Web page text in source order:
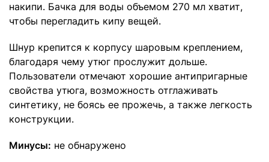
накипи. Бачка для воды объемом 270 мл хватит,
чтобы перегладить кипу вещей.
Шнур крепится к корпусу шаровым креплением,
благодаря чему утюг прослужит дольше.
Пользователи отмечают хорошие антипригарные
свойства утюга, возможность отглаживать
синтетику, не боясь ее прожечь, а также легкость
конструкции.
Минусы: не обнаружено